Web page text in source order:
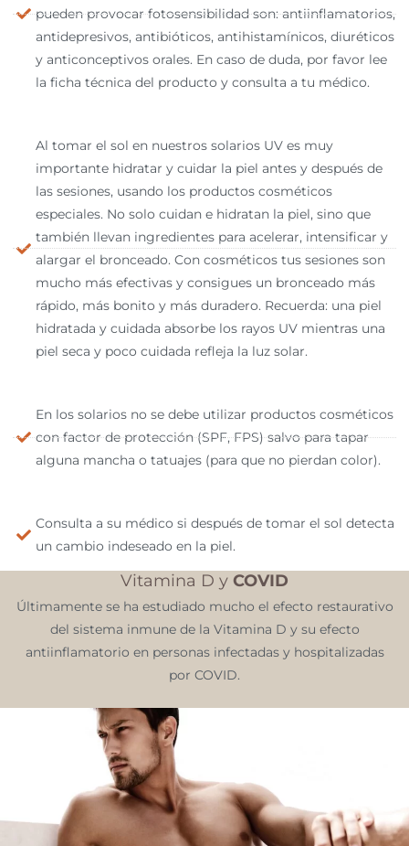
pueden provocar fotosensibilidad son: antiinflamatorios,
antidepresivos, antibióticos, antihistamínicos, diuréticos
y anticonceptivos orales. En caso de duda, por favor lee
la ficha técnica del producto y consulta a tu médico.
Al tomar el sol en nuestros solarios UV es muy
importante hidratar y cuidar la piel antes y después de
las sesiones, usando los productos cosméticos
especiales. No solo cuidan e hidratan la piel, sino que
también llevan ingredientes para acelerar, intensificar y
alargar el bronceado. Con cosméticos tus sesiones son
mucho más efectivas y consigues un bronceado más
rápido, más bonito y más duradero. Recuerda: una piel
hidratada y cuidada absorbe los rayos UV mientras una
piel seca y poco cuidada refleja la luz solar.
En los solarios no se debe utilizar productos cosméticos
con factor de protección (SPF, FPS) salvo para tapar
alguna mancha o tatuajes (para que no pierdan color).
Consulta a su médico si después de tomar el sol detecta
un cambio indeseado en la piel.
Vitamina D y COVID
Últimamente se ha estudiado mucho el efecto restaurativo
del sistema inmune de la Vitamina D y su efecto
antiinflamatorio en personas infectadas y hospitalizadas
por COVID.